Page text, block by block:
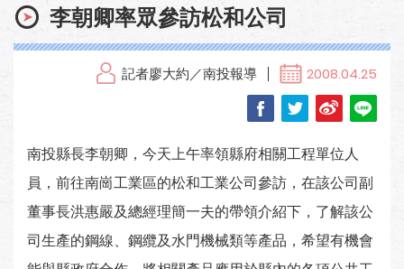
李朝卿率眾參訪松和公司
記者廖大約／南投報導 2008.04.25
南投縣長李朝卿，今天上午率領縣府相關工程單位人
員，前往南崗工業區的松和工業公司參訪，在該公司副
董事長洪惠嚴及總經理簡一夫的帶領介紹下，了解該公
司生產的鋼線、鋼纜及水門機械類等產品，希望有機會